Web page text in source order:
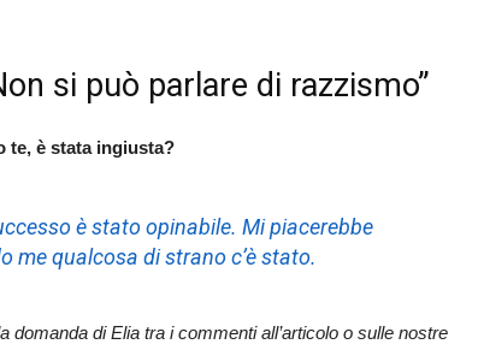
si può parlare di razzismo”
te, è stata ingiusta?
è stato opinabile. Mi piacerebbe
me qualcosa di strano c’è stato.
domanda di Elia tra i commenti all’articolo o sulle nostre